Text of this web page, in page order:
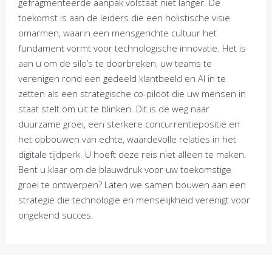
gefragmenteerde aanpak volstaat niet langer. De
toekomst is aan de leiders die een holistische visie
omarmen, waarin een mensgerichte cultuur het
fundament vormt voor technologische innovatie. Het is
aan u om de silo’s te doorbreken, uw teams te
verenigen rond een gedeeld klantbeeld en AI in te
zetten als een strategische co-piloot die uw mensen in
staat stelt om uit te blinken. Dit is de weg naar
duurzame groei, een sterkere concurrentiepositie en
het opbouwen van echte, waardevolle relaties in het
digitale tijdperk. U hoeft deze reis niet alleen te maken.
Bent u klaar om de blauwdruk voor uw toekomstige
groei te ontwerpen? Laten we samen bouwen aan een
strategie die technologie en menselijkheid verenigt voor
ongekend succes.